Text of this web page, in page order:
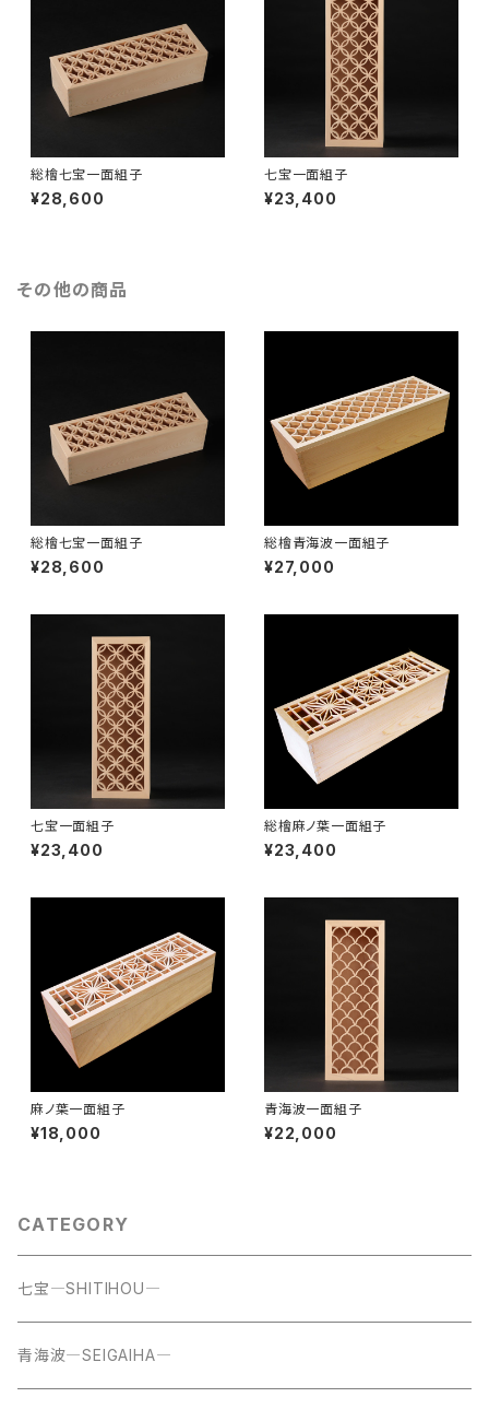
総檜七宝一面組子
¥28,600
七宝一面組子
¥23,400
その他の商品
総檜七宝一面組子
¥28,600
総檜青海波一面組子
¥27,000
七宝一面組子
¥23,400
総檜麻ノ葉一面組子
¥23,400
麻ノ葉一面組子
¥18,000
青海波一面組子
¥22,000
CATEGORY
七宝―SHITIHOU―
青海波―SEIGAIHA―